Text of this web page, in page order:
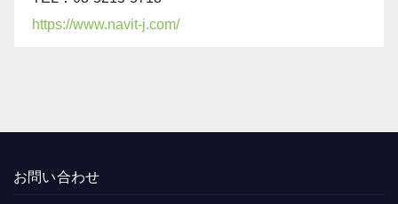
https://www.navit-j.com/
お問い合わせ